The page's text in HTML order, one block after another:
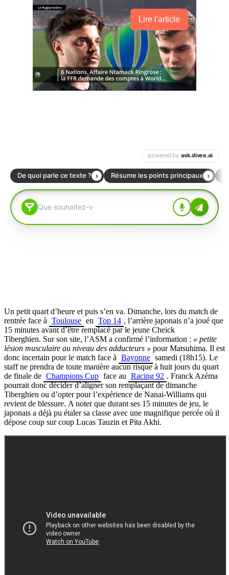
Lire l'article
Un petit quart d’heure et puis s’en va. Dimanche, lors du match de
rentrée face à Toulouse en Top 14 , l’arrière japonais n’a joué que
15 minutes avant d’être remplacé par le jeune Cheick
Tiberghien. Sur son site, l’ASM a confirmé l’information : « petite
lésion musculaire au niveau des adducteurs » pour Matsuhima. Il est
donc incertain pour le match face à Bayonne samedi (18h15). Le
staff ne prendra de toute manière aucun risque à huit jours du quart
de finale de Champions Cup face au Racing 92 . Franck Azéma
pourrait donc décider d’aligner son remplaçant de dimanche
Tiberghien ou d’opter pour l’expérience de Nanai-Williams qui
revient de blessure. A noter que durant ses 15 minutes de jeu, le
japonais a déjà pu étaler sa classe avec une magnifique percée où il
dépose coup sur coup Lucas Tauzin et Pita Akhi.